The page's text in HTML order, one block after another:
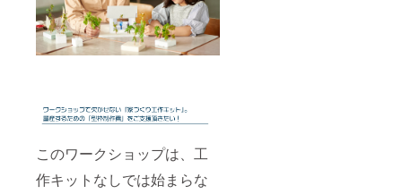
このワークショップは、工
作キットなしでは始まらな